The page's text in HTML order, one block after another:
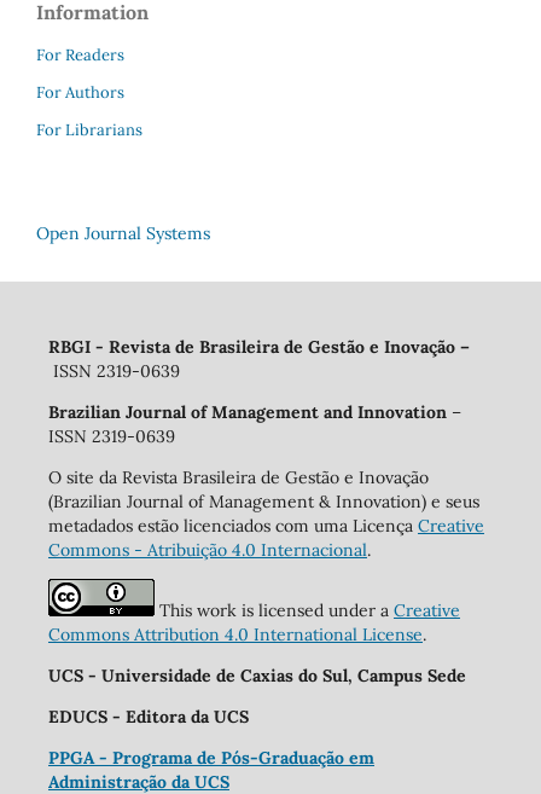
Information
For Readers
For Authors
For Librarians
Open Journal Systems
RBGI - Revista de Brasileira de Gestão e Inovação –
ISSN 2319-0639
Brazilian Journal of Management and Innovation –
ISSN 2319-0639
O site da Revista Brasileira de Gestão e Inovação
(Brazilian Journal of Management & Innovation) e seus
metadados estão licenciados com uma Licença Creative
Commons - Atribuição 4.0 Internacional.
This work is licensed under a Creative
Commons Attribution 4.0 International License.
UCS - Universidade de Caxias do Sul, Campus Sede
EDUCS - Editora da UCS
PPGA - Programa de Pós-Graduação em
Administração da UCS